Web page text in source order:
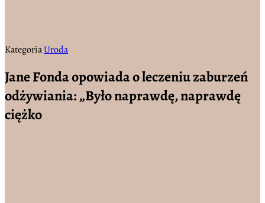
KategoriaUroda
Jane Fonda opowiada o leczeniu zaburzeń
odżywiania: „Było naprawdę, naprawdę
ciężko